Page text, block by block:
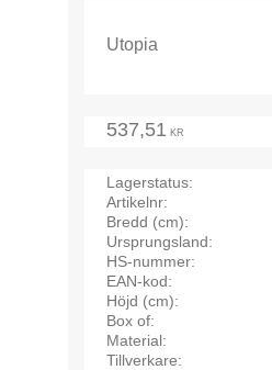
Utopia
537,51 KR
Lagerstatus
Artikelnr
Bredd (cm)
Ursprungsland
HS-nummer
EAN-kod
Höjd (cm)
Box of
Material
Tillverkare